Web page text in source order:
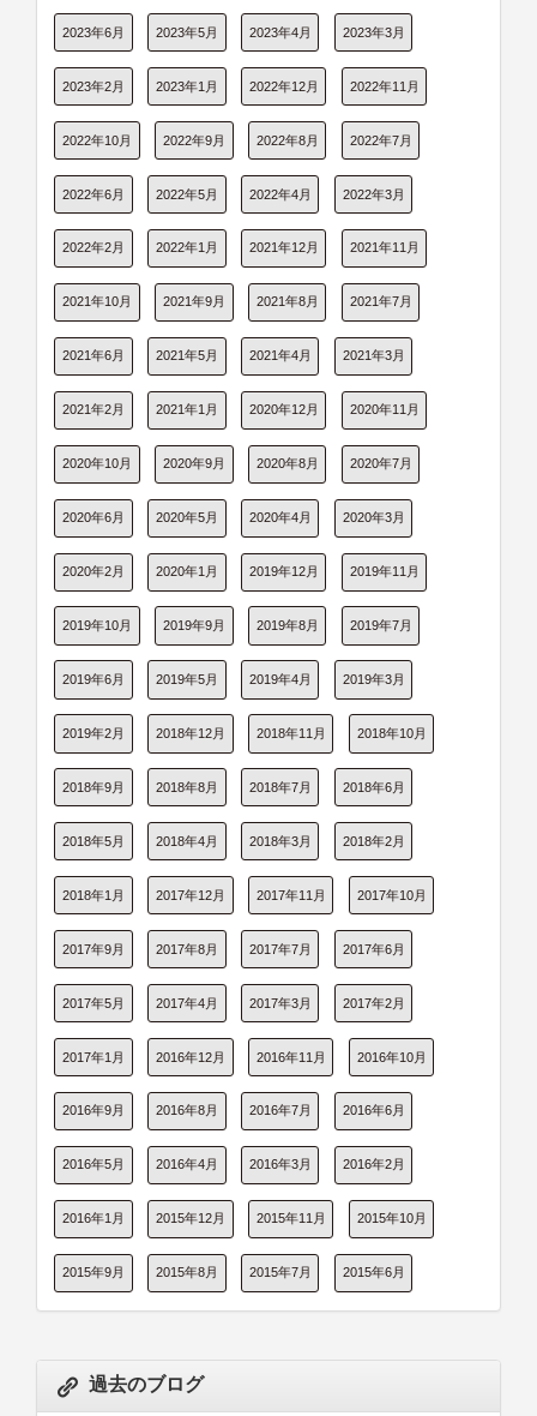
2023年6月 2023年5月 2023年4月 2023年3月
2023年2月 2023年1月 2022年12月 2022年11月
2022年10月 2022年9月 2022年8月 2022年7月
2022年6月 2022年5月 2022年4月 2022年3月
2022年2月 2022年1月 2021年12月 2021年11月
2021年10月 2021年9月 2021年8月 2021年7月
2021年6月 2021年5月 2021年4月 2021年3月
2021年2月 2021年1月 2020年12月 2020年11月
2020年10月 2020年9月 2020年8月 2020年7月
2020年6月 2020年5月 2020年4月 2020年3月
2020年2月 2020年1月 2019年12月 2019年11月
2019年10月 2019年9月 2019年8月 2019年7月
2019年6月 2019年5月 2019年4月 2019年3月
2019年2月 2018年12月 2018年11月 2018年10月
2018年9月 2018年8月 2018年7月 2018年6月
2018年5月 2018年4月 2018年3月 2018年2月
2018年1月 2017年12月 2017年11月 2017年10月
2017年9月 2017年8月 2017年7月 2017年6月
2017年5月 2017年4月 2017年3月 2017年2月
2017年1月 2016年12月 2016年11月 2016年10月
2016年9月 2016年8月 2016年7月 2016年6月
2016年5月 2016年4月 2016年3月 2016年2月
2016年1月 2015年12月 2015年11月 2015年10月
2015年9月 2015年8月 2015年7月 2015年6月
過去のブログ